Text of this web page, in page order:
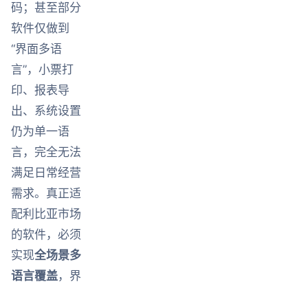
码；甚至部分
软件仅做到
“界面多语
言”，小票打
印、报表导
出、系统设置
仍为单一语
言，完全无法
满足日常经营
需求。真正适
配利比亚市场
的软件，必须
实现全场景多
语言覆盖，界